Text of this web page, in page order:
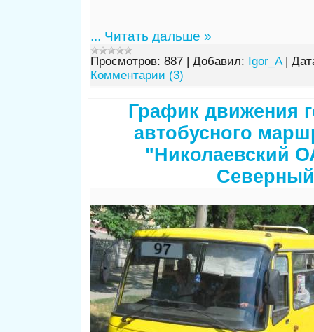
... Читать дальше »
Просмотров: 887 | Добавил: Igor_A |
Комментарии (3)
График движения
автобусного
"Николаевский